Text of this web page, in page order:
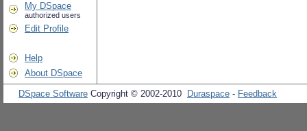
My DSpace
authorized users
Edit Profile
Help
About DSpace
DSpace Software Copyright © 2002-2010 Duraspace - Feedback